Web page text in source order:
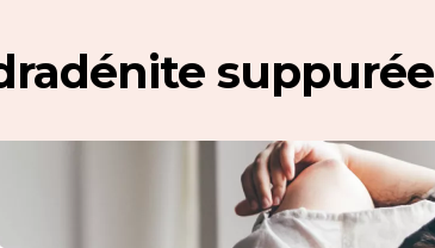
suppurée